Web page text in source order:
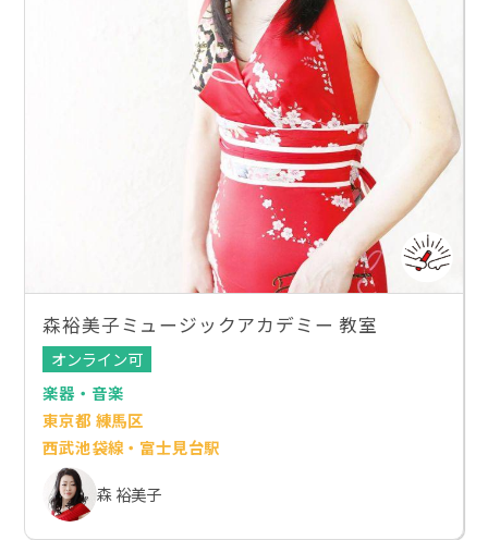
森裕美子ミュージックアカデミー 教室
オンライン可
楽器・音楽
東京都 練馬区
西武池袋線・富士見台駅
森 裕美子